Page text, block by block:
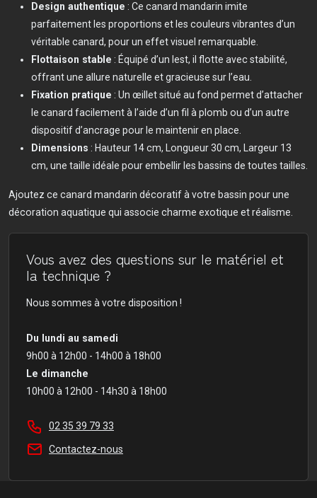
Design authentique : Ce canard mandarin imite
parfaitement les proportions et les couleurs vibrantes d’un
véritable canard, pour un effet visuel remarquable.
Flottaison stable : Équipé d’un lest, il flotte avec stabilité,
offrant une allure naturelle et gracieuse sur l’eau.
Fixation pratique : Un œillet situé au fond permet d’attacher
le canard facilement à l’aide d’un fil à plomb ou d’un autre
dispositif d’ancrage pour le maintenir en place.
Dimensions : Hauteur 14 cm, Longueur 30 cm, Largeur 13
cm, une taille idéale pour embellir les bassins de toutes tailles.
Ajoutez ce canard mandarin décoratif à votre bassin pour une
décoration aquatique qui associe charme exotique et réalisme.
Vous avez des questions sur le matériel et
la technique ?
Nous sommes à votre disposition !
Du lundi au samedi
9h00 à 12h00 - 14h00 à 18h00
Le dimanche
10h00 à 12h00 - 14h30 à 18h00
02 35 39 79 33
Contactez-nous